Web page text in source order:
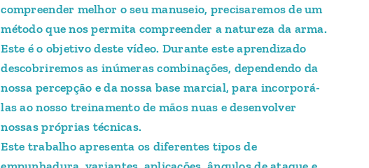
compreender melhor o seu manuseio, precisaremos de um
método que nos permita compreender a natureza da arma.
Este é o objetivo deste vídeo. Durante este aprendizado
descobriremos as inúmeras combinações, dependendo da
nossa percepção e da nossa base marcial, para incorporá-
las ao nosso treinamento de mãos nuas e desenvolver
nossas próprias técnicas.
Este trabalho apresenta os diferentes tipos de